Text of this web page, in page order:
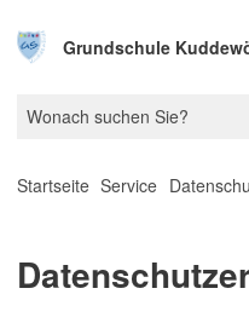
Grundschule
Startseite Service